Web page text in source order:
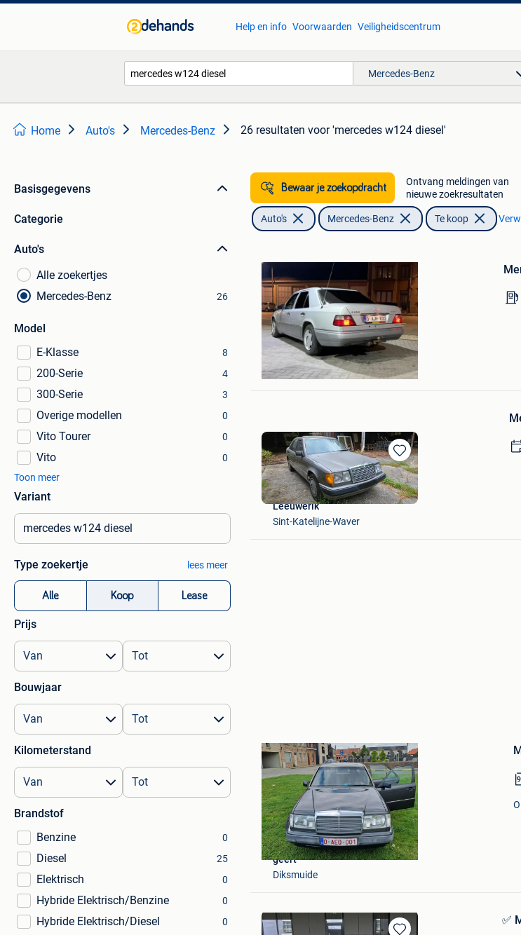
Help en info Voorwaarden Veiligheidscentrum
Mercedes-Benz
Home Auto's Mercedes-Benz 26 resultaten voor 'mercedes w124 diesel'
Basisgegevens
Categorie
Auto's
Alle zoekertjes
Mercedes-Benz
26
Model
E-Klasse
8
200-Serie 4
300-Serie 3
Overige modellen 0
Vito Tourer 0
Vito
0
Toon meer
Variant
Type zoekertje lees meer
Alle Koop Lease
Prijs
Bouwjaar
Kilometerstand
Brandstof
Benzine
0
Diesel 25
Elektrisch 0
Hybride Elektrisch/Benzine 0
Hybride Elektrisch/Diesel 0
Bewaar je zoekopdracht
Ontvang meldingen van
nieuwe zoekresultaten
Auto's Mercedes-Benz Te koop
Bewaren
in
Mijn
Favorieten
Diegem
Bewaren
in
Mijn
Favorieten
Leeuwerik
Sint-Katelijne-Waver
Mijn
Favorieten
geert
Diksmuide
✅